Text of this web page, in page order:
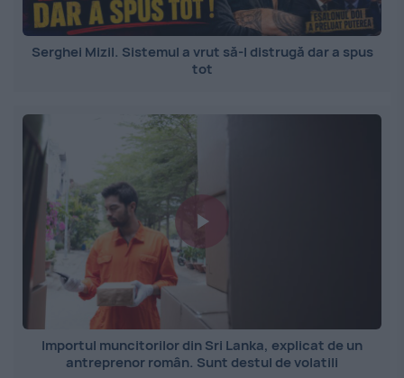
Serghei Mizil. Sistemul a vrut să-l distrugă dar a spus
tot
Importul muncitorilor din Sri Lanka, explicat de un
antreprenor român. Sunt destul de volatili